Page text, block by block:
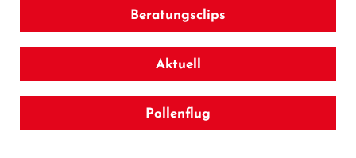
Beratungsclips
Aktuell
Pollenflug